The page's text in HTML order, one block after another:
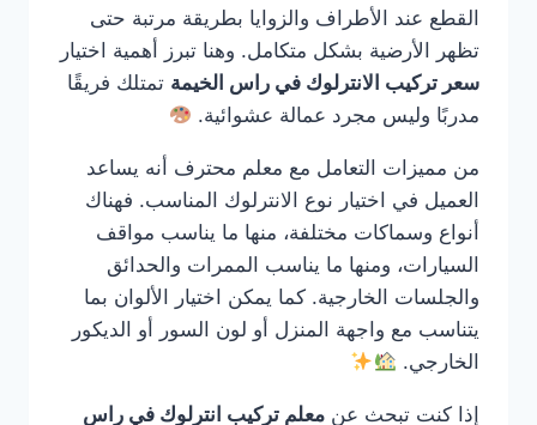
القطع عند الأطراف والزوايا بطريقة مرتبة حتى
تظهر الأرضية بشكل متكامل. وهنا تبرز أهمية اختيار
سعر تركيب الانترلوك في راس الخيمة تمتلك فريقًا
مدربًا وليس مجرد عمالة عشوائية.
من مميزات التعامل مع معلم محترف أنه يساعد
العميل في اختيار نوع الانترلوك المناسب. فهناك
أنواع وسماكات مختلفة، منها ما يناسب مواقف
السيارات، ومنها ما يناسب الممرات والحدائق
والجلسات الخارجية. كما يمكن اختيار الألوان بما
يتناسب مع واجهة المنزل أو لون السور أو الديكور
الخارجي.
إذا كنت تبحث عن معلم تركيب انترلوك في راس